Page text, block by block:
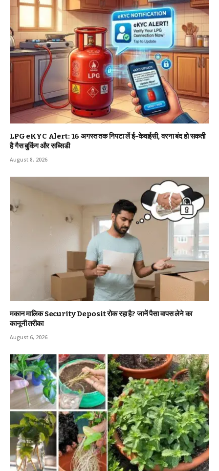
LPG eKYC Alert: 16 अगस्त तक निपटा लें ई-केवाईसी, वरना बंद हो सकती
है गैस बुकिंग और सब्सिडी
August 8, 2026
मकान मालिक Security Deposit रोक रहा है? जानें पैसा वापस लेने का
कानूनी तरीका
August 6, 2026